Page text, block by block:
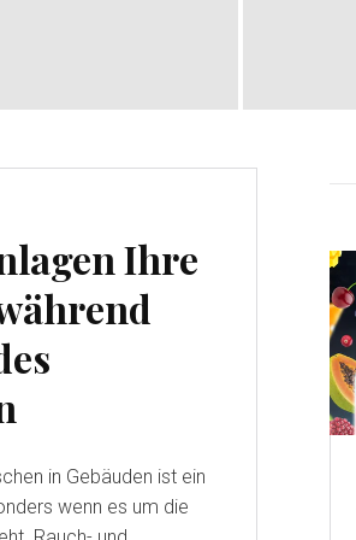
Ihre
in Gebäuden ist ein
wenn es um die